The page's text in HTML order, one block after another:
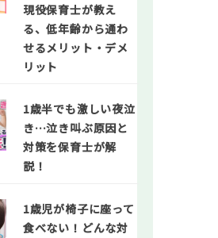
現役保育士が教え
る、低年齢から通わ
せるメリット・デメ
リット
1歳半でも激しい夜泣
き…泣き叫ぶ原因と
対策を保育士が解
説！
1歳児が椅子に座って
食べない！どんな対